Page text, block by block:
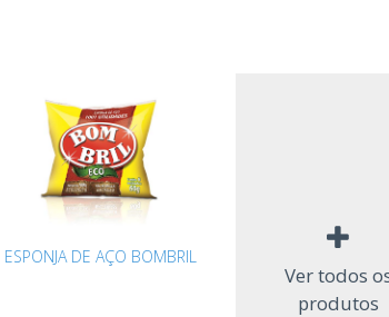
ESPONJA DE AÇO BOMBRIL
Ver todos
produtos